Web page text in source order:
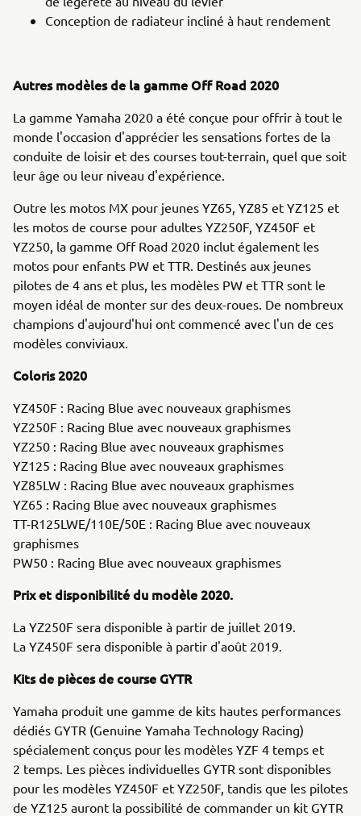
Conception de radiateur incliné à haut rendement
Autres modèles de la gamme Off Road 2020
La gamme Yamaha 2020 a été conçue pour offrir à tout le
monde l'occasion d'apprécier les sensations fortes de la
conduite de loisir et des courses tout-terrain, quel que soit
leur âge ou leur niveau d'expérience.
Outre les motos MX pour jeunes YZ65, YZ85 et YZ125 et
les motos de course pour adultes YZ250F, YZ450F et
YZ250, la gamme Off Road 2020 inclut également les
motos pour enfants PW et TTR. Destinés aux jeunes
pilotes de 4 ans et plus, les modèles PW et TTR sont le
moyen idéal de monter sur des deux-roues. De nombreux
champions d'aujourd'hui ont commencé avec l'un de ces
modèles conviviaux.
Coloris 2020
YZ450F : Racing Blue avec nouveaux graphismes
YZ250F : Racing Blue avec nouveaux graphismes
YZ250 : Racing Blue avec nouveaux graphismes
YZ125 : Racing Blue avec nouveaux graphismes
YZ85LW : Racing Blue avec nouveaux graphismes
YZ65 : Racing Blue avec nouveaux graphismes
TT-R125LWE/110E/50E : Racing Blue avec nouveaux
graphismes
PW50 : Racing Blue avec nouveaux graphismes
Prix et disponibilité du modèle 2020.
La YZ250F sera disponible à partir de juillet 2019.
La YZ450F sera disponible à partir d'août 2019.
Kits de pièces de course GYTR
Yamaha produit une gamme de kits hautes performances
dédiés GYTR (Genuine Yamaha Technology Racing)
spécialement conçus pour les modèles YZF 4 temps et
2 temps. Les pièces individuelles GYTR sont disponibles
pour les modèles YZ450F et YZ250F, tandis que les pilotes
de YZ125 auront la possibilité de commander un kit GYTR